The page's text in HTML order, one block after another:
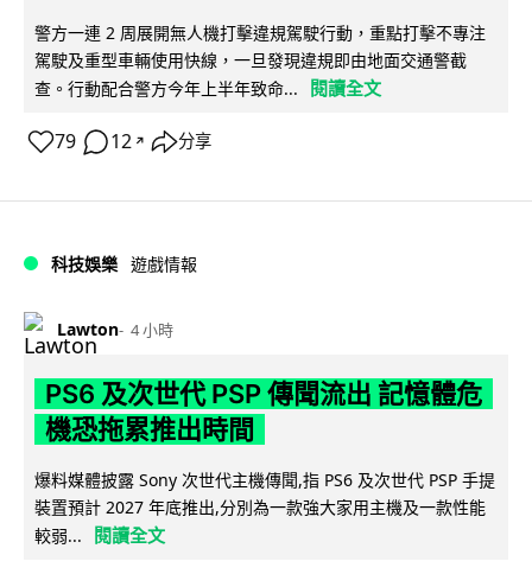
警方一連 2 周展開無人機打擊違規駕駛行動，重點打擊不專注
駕駛及重型車輛使用快線，一旦發現違規即由地面交通警截
查。行動配合警方今年上半年致命...
閱讀全文
79 12 ↗ 分享
科技娛樂 遊戲情報
Lawton 4 小時
PS6 及次世代 PSP 傳聞流出 記憶體危
機恐拖累推出時間
爆料媒體披露 Sony 次世代主機傳聞,指 PS6 及次世代 PSP 手提
裝置預計 2027 年底推出,分別為一款強大家用主機及一款性能
較弱...
閱讀全文